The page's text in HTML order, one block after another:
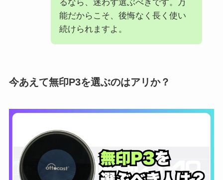
るなら、迷わず選ぶべきです。万
能だからこそ、後悔なく長く使い
続けられますよ。
今あえて無印P3を選ぶのはアリか？